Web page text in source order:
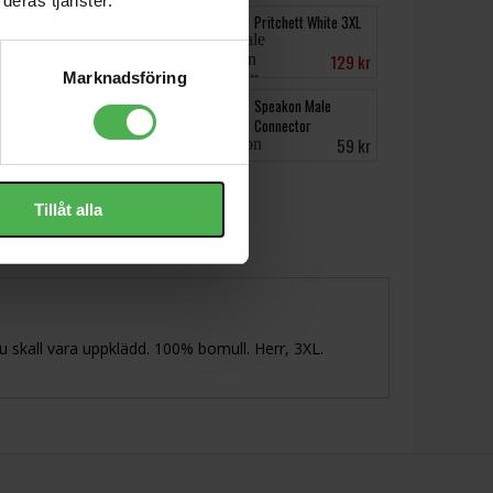
Marknadsföring
Tillåt alla
3XL
Pritchett White 3XL
129 kr
VM-50 Black
2229 kr
Speakon Male
Connector
59 kr
vara uppklädd. 100% bomull. Herr, 3XL.